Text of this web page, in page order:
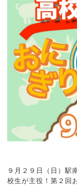
９月２９日（日）駅
校生が主役！第２回